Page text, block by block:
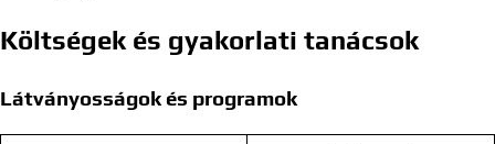
Költségek és gyakorlati tanácsok
Látványosságok és programok